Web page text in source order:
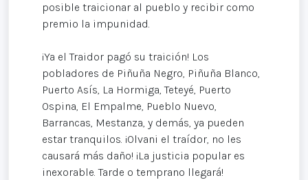
posible traicionar al pueblo y recibir como
premio la impunidad.
¡Ya el Traidor pagó su traición! Los
pobladores de Piñuña Negro, Piñuña Blanco,
Puerto Asís, La Hormiga, Teteyé, Puerto
Ospina, El Empalme, Pueblo Nuevo,
Barrancas, Mestanza, y demás, ya pueden
estar tranquilos. ¡Olvani el traídor, no les
causará más daño! ¡La justicia popular es
inexorable. Tarde o temprano llegará!